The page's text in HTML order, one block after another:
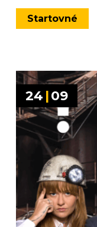
Startovné
24 |09